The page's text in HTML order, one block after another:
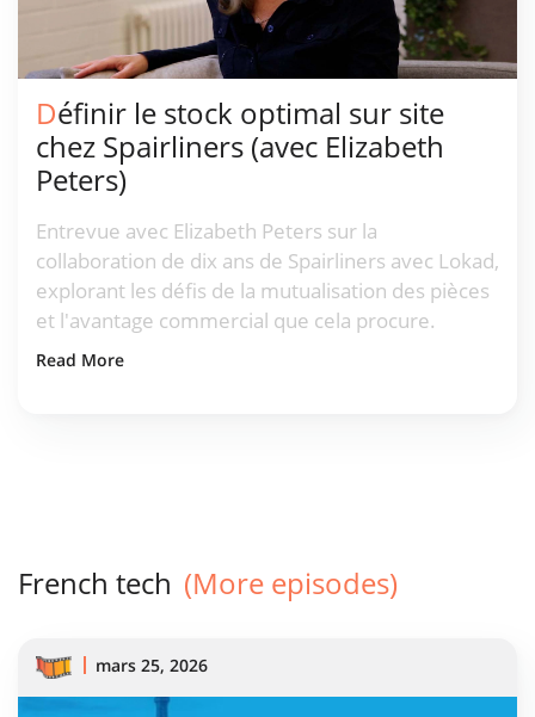
Définir le stock optimal sur site
chez Spairliners (avec Elizabeth
Peters)
Entrevue avec Elizabeth Peters sur la
collaboration de dix ans de Spairliners avec Lokad,
explorant les défis de la mutualisation des pièces
et l'avantage commercial que cela procure.
Read More
French tech (More episodes)
mars 25, 2026